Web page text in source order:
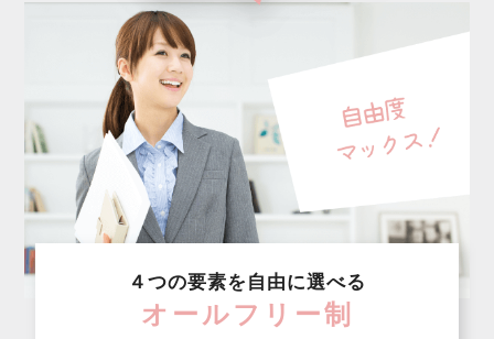
４つの要素を自由に選べる
オールフリー制